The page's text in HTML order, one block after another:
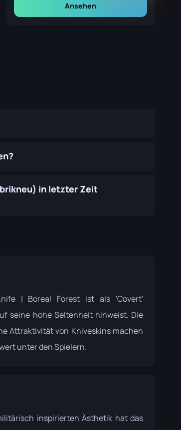
Ansehen
in letzter Zeit
| Boreal Forest ist als 'Covert'
seine hohe Seltenheit hinweist. Die
Attraktivität von Kniveskins machen
unter den Spielern.
inspirierten Ästhetik hat das